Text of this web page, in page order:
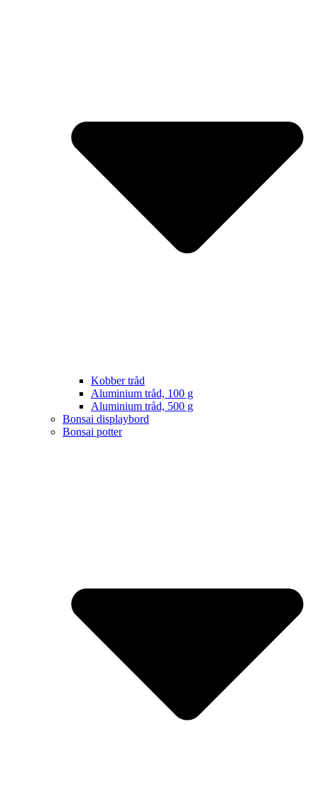
Kobber tråd
Aluminium tråd, 100 g
Aluminium tråd, 500 g
Bonsai displaybord
Bonsai potter